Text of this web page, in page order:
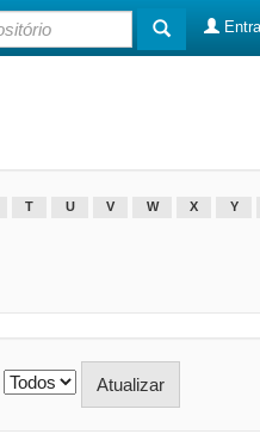
T U V W X Y